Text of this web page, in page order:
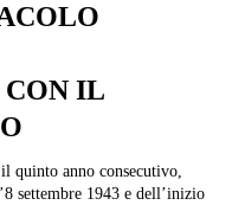
IL
quinto anno consecutivo,
settembre 1943 e dell’inizio